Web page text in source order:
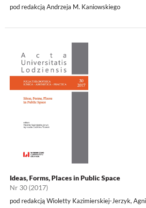
pod redakcją Andrzeja M. Kaniowskiego
Ideas, Forms, Places in Public Space
Nr 30 (2017)
pod redakcją Wioletty Kazimierskiej-Jerzyk,